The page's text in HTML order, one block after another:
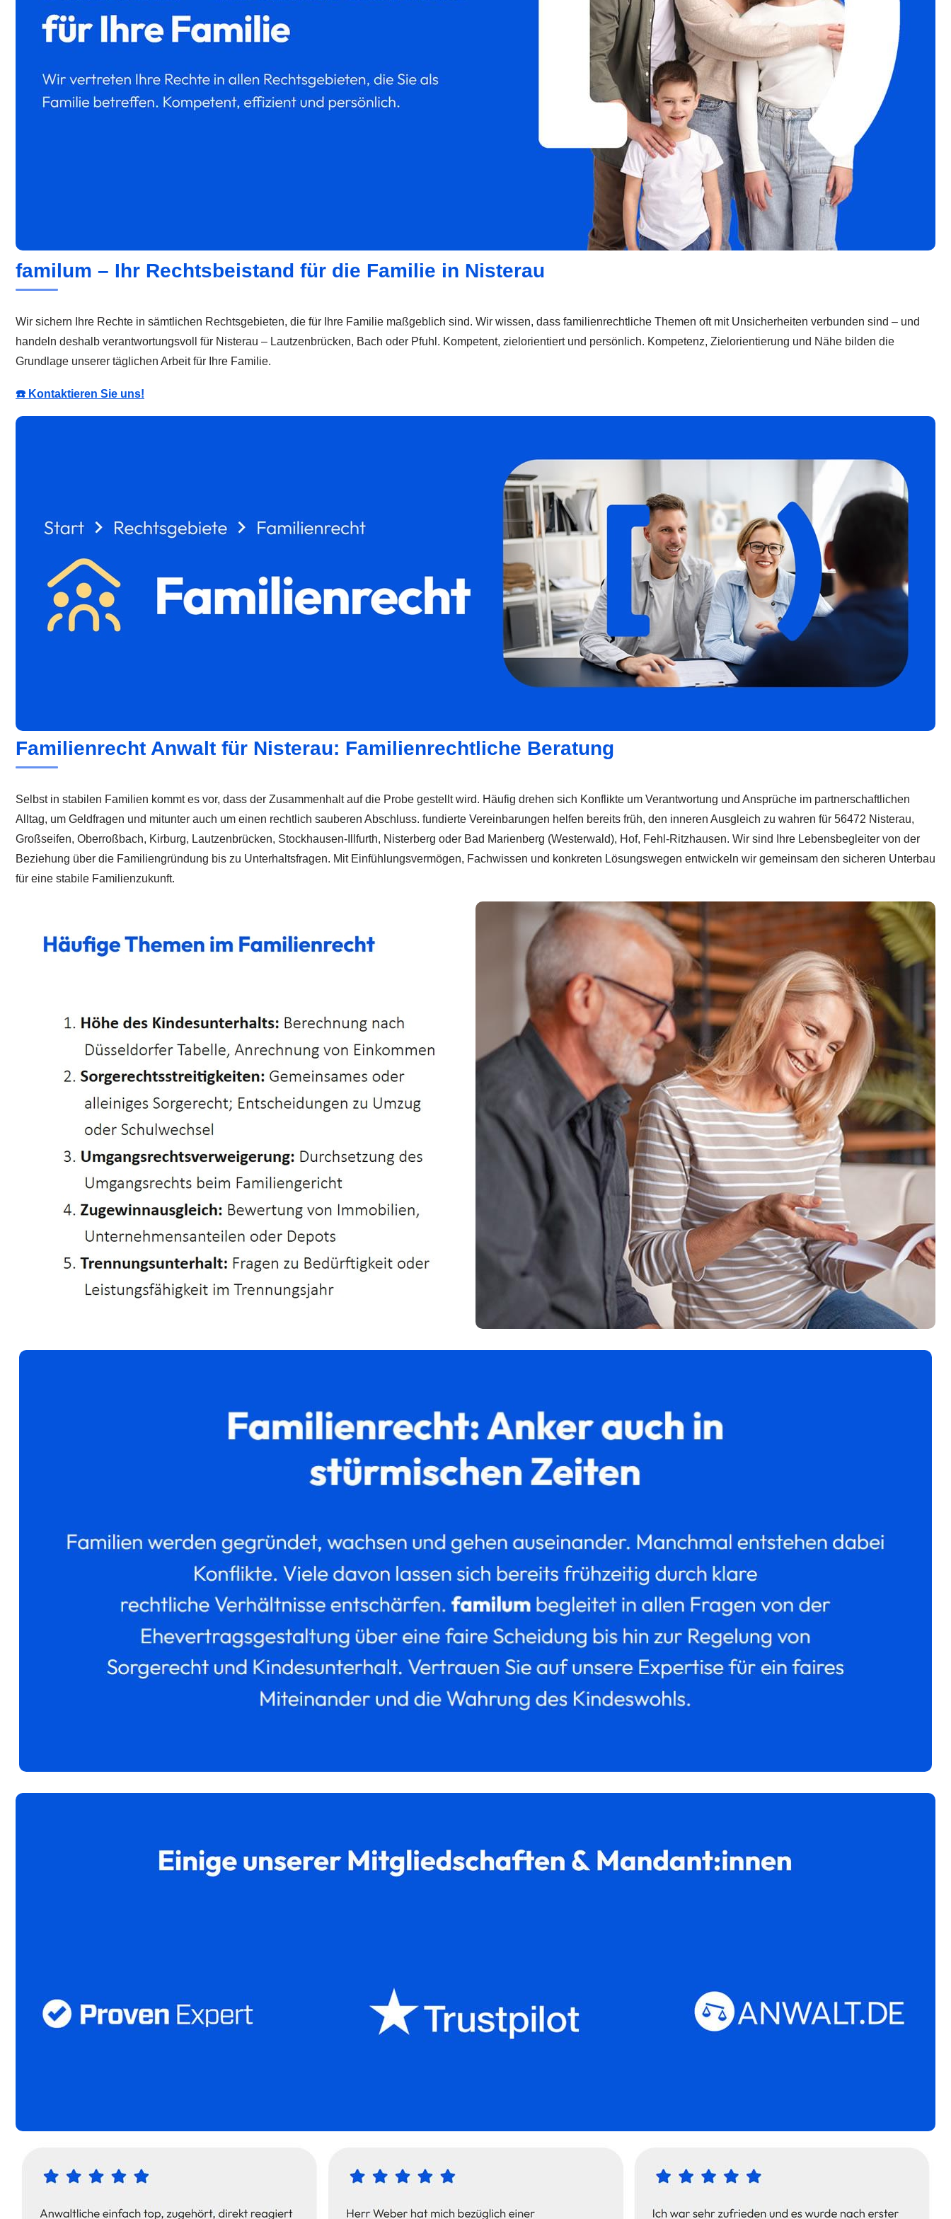
familum – Ihr Rechtsbeistand für die Familie in Nisterau
Wir sichern Ihre Rechte in sämtlichen Rechtsgebieten, die für Ihre Familie maßgeblich sind. Wir wissen, dass familienrechtliche Themen oft mit Unsicherheiten verbunden sind – und
handeln deshalb verantwortungsvoll für Nisterau – Lautzenbrücken, Bach oder Pfuhl. Kompetent, zielorientiert und persönlich. Kompetenz, Zielorientierung und Nähe bilden die
Grundlage unserer täglichen Arbeit für Ihre Familie.
☎️ Kontaktieren Sie uns!
Familienrecht Anwalt für Nisterau: Familienrechtliche Beratung
Selbst in stabilen Familien kommt es vor, dass der Zusammenhalt auf die Probe gestellt wird. Häufig drehen sich Konflikte um Verantwortung und Ansprüche im partnerschaftlichen
Alltag, um Geldfragen und mitunter auch um einen rechtlich sauberen Abschluss. fundierte Vereinbarungen helfen bereits früh, den inneren Ausgleich zu wahren für 56472 Nisterau,
Großseifen, Oberroßbach, Kirburg, Lautzenbrücken, Stockhausen-Illfurth, Nisterberg oder Bad Marienberg (Westerwald), Hof, Fehl-Ritzhausen. Wir sind Ihre Lebensbegleiter von der
Beziehung über die Familiengründung bis zu Unterhaltsfragen. Mit Einfühlungsvermögen, Fachwissen und konkreten Lösungswegen entwickeln wir gemeinsam den sicheren Unterbau
für eine stabile Familienzukunft.